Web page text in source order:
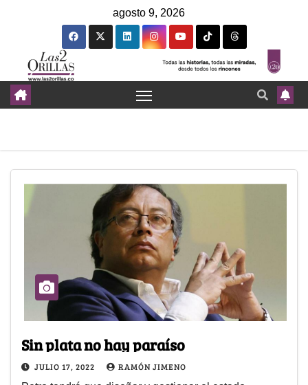
agosto 9, 2026
Sin plata no hay paraíso
JULIO 17, 2022 RAMÓN JIMENO